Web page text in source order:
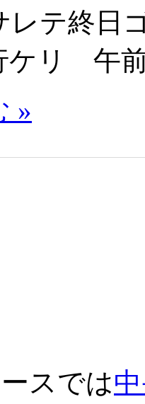
レテ終
ケリ 午
»
スでは